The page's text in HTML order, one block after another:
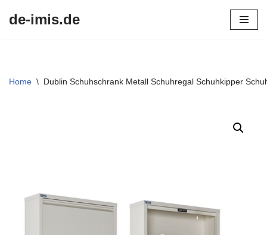
de-imis.de
Home \ Dublin Schuhschrank Metall Schuhregal Schuhkipper